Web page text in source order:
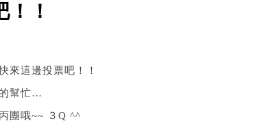
！
來這邊投票吧！！
幫忙…
團哦~~ ３Q ^^